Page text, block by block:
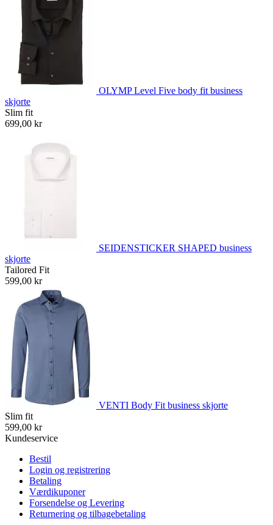
OLYMP Level Five body fit business
skjorte
Slim fit
699,00 kr
SEIDENSTICKER SHAPED business
skjorte
Tailored Fit
599,00 kr
VENTI Body Fit business skjorte
Slim fit
599,00 kr
Kundeservice
Bestil
Login og registrering
Betaling
Værdikuponer
Forsendelse og Levering
Returnering og tilbagebetaling